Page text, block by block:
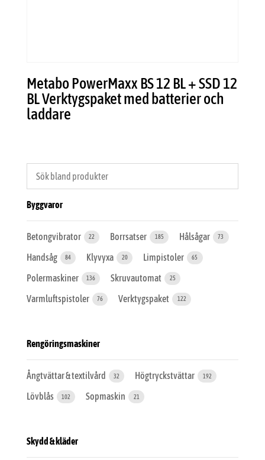
Metabo PowerMaxx BS 12 BL + SSD 12
BL Verktygspaket med batterier och
laddare
Byggvaror
Betongvibrator 22 Borrsatser 185 Hålsågar 73
Handsåg 84 Klyvyxa 20 Limpistoler 65
Polermaskiner 136 Skruvautomat 25
Varmluftspistoler 76 Verktygspaket 122
Rengöringsmaskiner
Ångtvättar & textilvård 32 Högtryckstvättar 192
Lövblås 102 Sopmaskin 21
Skydd & kläder